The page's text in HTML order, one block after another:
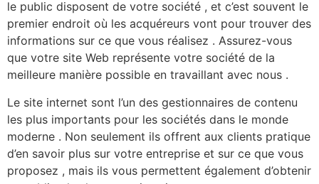
le public disposent de votre société , et c’est souvent le
premier endroit où les acquéreurs vont pour trouver des
informations sur ce que vous réalisez . Assurez-vous
que votre site Web représente votre société de la
meilleure manière possible en travaillant avec nous .
Le site internet sont l’un des gestionnaires de contenu
les plus importants pour les sociétés dans le monde
moderne . Non seulement ils offrent aux clients pratique
d’en savoir plus sur votre entreprise et sur ce que vous
proposez , mais ils vous permettent également d’obtenir